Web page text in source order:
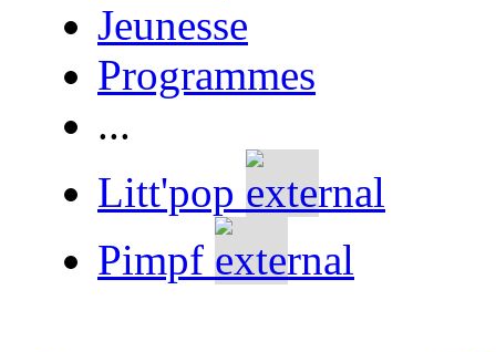
Jeunesse
Programmes
...
Litt'pop
Pimpf